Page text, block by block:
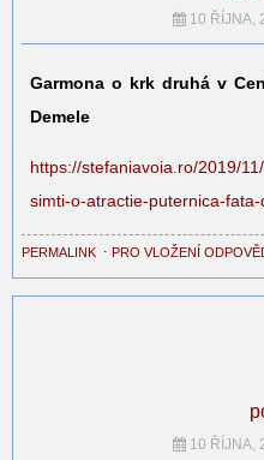
10 ŘÍJNA,
Garmona o krk druhá v
Demele
https://stefaniavoia.ro/2019/
simti-o-atractie-puternica-
PERMALINK ⋅ PRO VLOŽENÍ
10 ŘÍJNA,